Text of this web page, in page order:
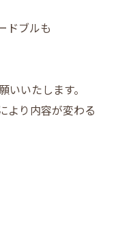
ドブルも
いたします。
より内容が変わる